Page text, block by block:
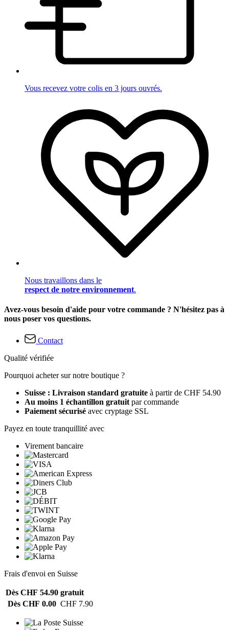
Vous recevez votre colis en 3 jours ouvrés.
Nous travaillons dans le
respect de notre environnement.
Avez-vous besoin d'aide pour votre commande ? N'hésitez pas à
nous poser vos questions.
Contact
Qualité vérifiée
Pourquoi acheter sur notre boutique ?
Suisse : Livraison standard gratuite à partir de CHF 54.90
Au moins 1 échantillon gratuit par commande
Paiement sécurisé avec cryptage SSL
Payez en toute tranquillité avec
Virement bancaire
Frais d'envoi en Suisse
Dès CHF 54.90 gratuit
Dès CHF 0.00 CHF 7.90